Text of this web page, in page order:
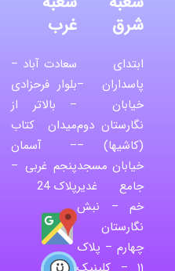
شرق
ابتدای
پاسداران –
خیابان
نگارستان دوم
(کاشیها) –
خیابان مسجد
جامع غدیر
خم – نبش
نگارستان
چهارم – پلاک
غرب
سعادت آباد –
بلوار فرحزادی
– بالاتر از
میدان کتاب
– آسمان
پنجم غربی –
پلاک 24